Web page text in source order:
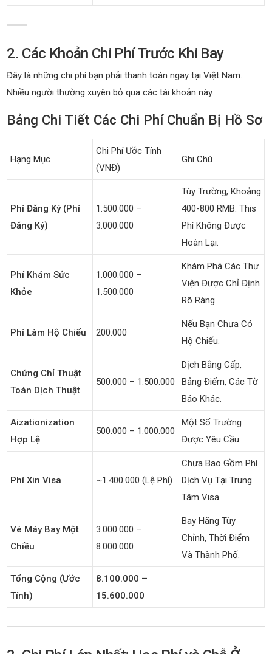
2. Các Khoản Chi Phí Trước Khi Bay
Đây là những chi phí bạn phải thanh toán ngay tại Việt Nam.
Nhiều người thường xuyên bỏ qua các tài khoản này.
Bảng Chi Tiết Các Chi Phí Chuẩn Bị Hồ Sơ
Hạng Mục
Chi Phí Ước Tính
(VNĐ)
Ghi Chú
Phí Đăng Ký (Phí
Đăng Ký)
1.500.000 –
3.000.000
Tùy Trường, Khoảng
400-800 RMB. This
Phí Không Được
Hoàn Lại.
Phí Khám Sức
Khỏe
1.000.000 –
1.500.000
Khám Phá Các Thư
Viện Được Chỉ Định
Rõ Ràng.
Phí Làm Hộ Chiếu 200.000
Nếu Bạn Chưa Có
Hộ Chiếu.
Chứng Chỉ Thuật
Toán Dịch Thuật
500.000 – 1.500.000
Dịch Bằng Cấp,
Bảng Điểm, Các Tờ
Báo Khác.
Aizationization
Hợp Lệ
500.000 – 1.000.000
Một Số Trường
Được Yêu Cầu.
Phí Xin Visa ~1.400.000 (Lệ Phí)
Chưa Bao Gồm Phí
Dịch Vụ Tại Trung
Tâm Visa.
Vé Máy Bay Một
Chiều
3.000.000 –
8.000.000
Bay Hãng Tùy
Chỉnh, Thời Điểm
Và Thành Phố.
Tổng Cộng (ước
Tính)
8.100.000 –
15.600.000